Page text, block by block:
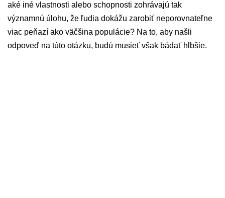
aké iné vlastnosti alebo schopnosti zohrávajú tak
významnú úlohu, že ľudia dokážu zarobiť neporovnateľne
viac peňazí ako väčšina populácie? Na to, aby našli
odpoveď na túto otázku, budú musieť však bádať hlbšie.